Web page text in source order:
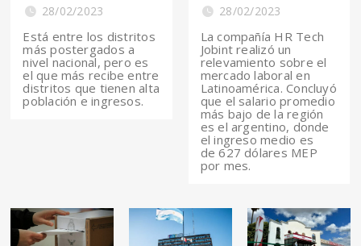
28/02/2023
Está entre los distritos
más postergados a
nivel nacional, pero es
el que más recibe entre
distritos que tienen alta
población e ingresos.
28/02/2023
La compañía HR Tech
Jobint realizó un
relevamiento sobre el
mercado laboral en
Latinoamérica. Concluyó
que el salario promedio
más bajo de la región
es el argentino, donde
el ingreso medio es
de 627 dólares MEP
por mes.